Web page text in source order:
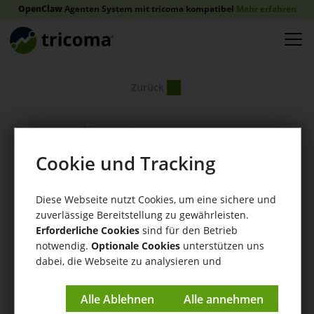
OpenClawAgenten System mit tricoma kompatibel Mehr erfahren
Cookie und Tracking
Diese Webseite nutzt Cookies, um eine sichere und
zuverlässige Bereitstellung zu gewährleisten.
Erforderliche Cookies sind für den Betrieb
notwendig. Optionale Cookies unterstützen uns
dabei, die Webseite zu analysieren und
Impressum| Datenschutzerklärung